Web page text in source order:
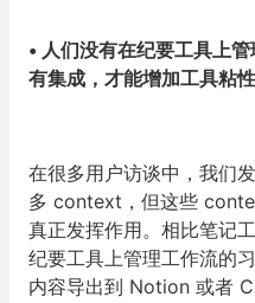
• 人们没有在纪要工具上
有集成，才能增加工具粘性
在很多用户访谈中，我们
多 context，但这些
真正发挥作用。相比笔记
纪要工具上管理工作流的
内容导出到 Notion 或者